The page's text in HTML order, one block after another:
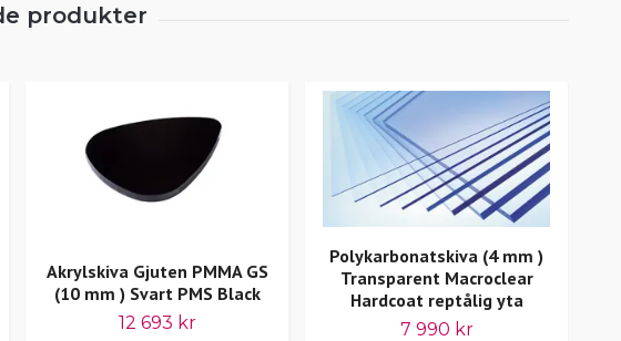
Akrylskiva Gjuten PMMA GS
(10 mm ) Svart PMS Black
12 693 kr
Polykarbonatskiva (4 mm )
Transparent Macroclear
Hardcoat reptålig yta
7 990 kr